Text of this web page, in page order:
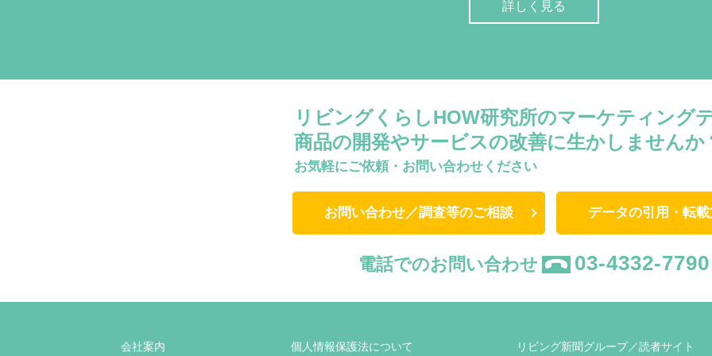
詳しく見る
リビングくらしHOW研究所のマーケティング
商品の開発やサービスの改善に生かしませんか
お気軽にご依頼・お問い合わせください
お問い合わせ／調査等のご相談 データの引用・転
電話でのお問い合わせ 03-4332-7790
会社案内 個人情報保護法について リビング新聞グループ／読者サイト